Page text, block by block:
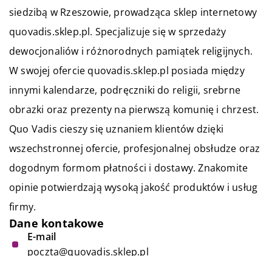
siedzibą w Rzeszowie, prowadząca sklep internetowy
quovadis.sklep.pl. Specjalizuje się w sprzedaży
dewocjonaliów i różnorodnych pamiątek religijnych.
W swojej ofercie quovadis.sklep.pl posiada między
innymi kalendarze, podręczniki do religii, srebrne
obrazki oraz prezenty na pierwszą komunię i chrzest.
Quo Vadis cieszy się uznaniem klientów dzięki
wszechstronnej ofercie, profesjonalnej obsłudze oraz
dogodnym formom płatności i dostawy. Znakomite
opinie potwierdzają wysoką jakość produktów i usług
firmy.
Dane kontakowe
E-mail
poczta@quovadis.sklep.pl